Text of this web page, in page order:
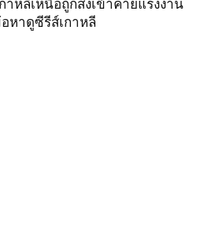
าหลีเหนือถูกส่งเข้าค่ายแรงงาน
หาดูซีรีส์เกาหลี